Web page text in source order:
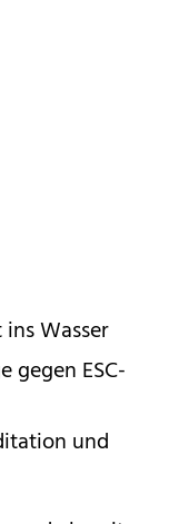
Wasser
gegen ESC-
und